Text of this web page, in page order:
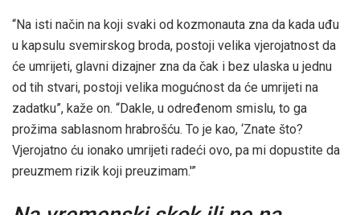
“Na isti način na koji svaki od kozmonauta zna da kada uđu
u kapsulu svemirskog broda, postoji velika vjerojatnost da
će umrijeti, glavni dizajner zna da čak i bez ulaska u jednu
od tih stvari, postoji velika mogućnost da će umrijeti na
zadatku”, kaže on. “Dakle, u određenom smislu, to ga
prožima sablasnom hrabrošću. To je kao, ‘Znate što?
Vjerojatno ću ionako umrijeti radeći ovo, pa mi dopustite da
preuzmem rizik koji preuzimam.'”